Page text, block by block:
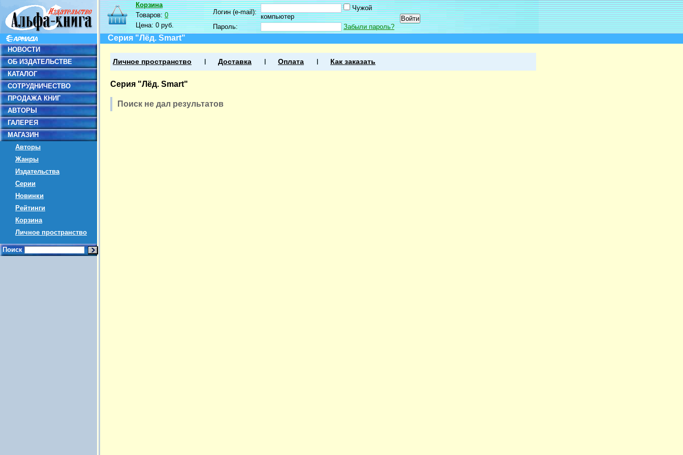
НОВОСТИ
ОБ ИЗДАТЕЛЬСТВЕ
КАТАЛОГ
СОТРУДНИЧЕСТВО
ПРОДАЖА КНИГ
АВТОРЫ
ГАЛЕРЕЯ
МАГАЗИН
Авторы
Жанры
Издательства
Серии
Новинки
Рейтинги
Корзина
Личное пространство
Поиск
Корзина
Товаров:0
Цена:0 руб.
Логин (e-mail):
Чужой
компьютер
Пароль:
Забыли пароль?
Серия "Лёд. Smart"
Личное пространство Доставка Оплата Как заказать
Серия "Лёд. Smart"
Поиск не дал результатов